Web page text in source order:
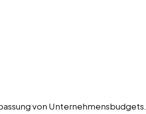
von Unternehmensbudgets.